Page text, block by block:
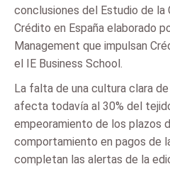
conclusiones del Estudio de la
Crédito en España elaborado
Management que impulsan
el IE Business School.
La falta de una cultura clara
afecta todavía al 30% del
empeoramiento de los plazos
comportamiento en pagos de
completan las alertas de la